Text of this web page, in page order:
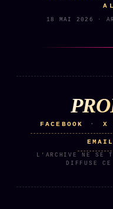
S'abonner
Cercle Privé 30€/
Mécène
18 MAI 2026 ·
FACEBOOK · X
EMAIL
L'ARCHIVE NE SE
DIFFUSE